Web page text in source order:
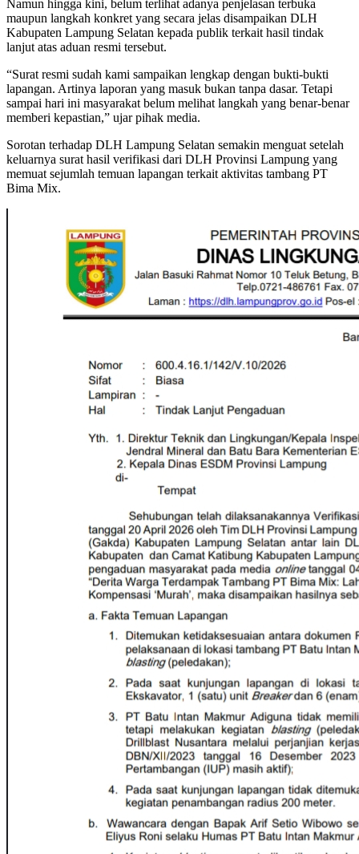
Namun hingga kini, belum terlihat adanya penjelasan terbuka
maupun langkah konkret yang secara jelas disampaikan DLH
Kabupaten Lampung Selatan kepada publik terkait hasil tindak
lanjut atas aduan resmi tersebut.
“Surat resmi sudah kami sampaikan lengkap dengan bukti-bukti
lapangan. Artinya laporan yang masuk bukan tanpa dasar. Tetapi
sampai hari ini masyarakat belum melihat langkah yang benar-benar
memberi kepastian,” ujar pihak media.
Sorotan terhadap DLH Lampung Selatan semakin menguat setelah
keluarnya surat hasil verifikasi dari DLH Provinsi Lampung yang
memuat sejumlah temuan lapangan terkait aktivitas tambang PT
Bima Mix.